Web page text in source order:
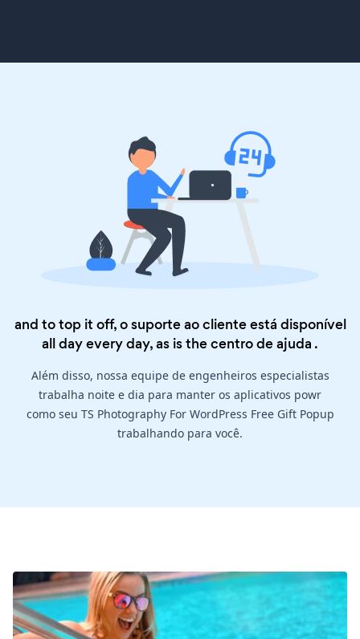
and to top it off, o suporte ao cliente está disponível
all day every day, as is thecentro de ajuda .
Além disso, nossa equipe de engenheiros especialistas
trabalha noite e dia para manter os aplicativos powr
como seu TS Photography For WordPress Free Gift Popup
trabalhando para você.